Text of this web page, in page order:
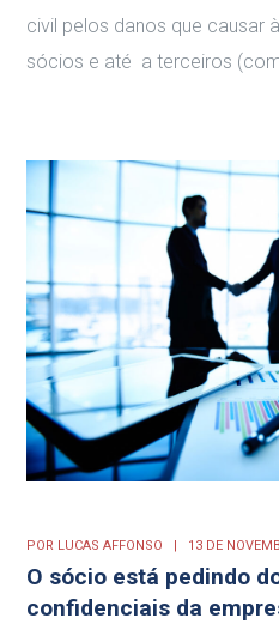
civil pelos danos que causar
sócios e até a terceiros
POR LUCAS AFFONSO 13 DE
O sócio está pedindo
confidenciais da